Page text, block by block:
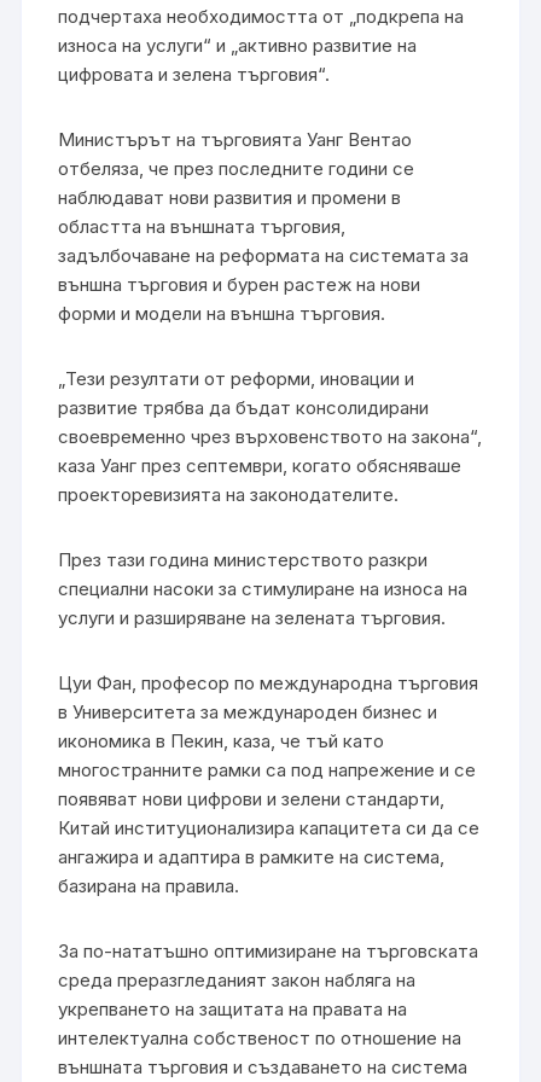
подчертаха необходимостта от „подкрепа на
износа на услуги“ и „активно развитие на
цифровата и зелена търговия“.
Министърът на търговията Уанг Вентао
отбеляза, че през последните години се
наблюдават нови развития и промени в
областта на външната търговия,
задълбочаване на реформата на системата за
външна търговия и бурен растеж на нови
форми и модели на външна търговия.
„Тези резултати от реформи, иновации и
развитие трябва да бъдат консолидирани
своевременно чрез върховенството на закона“,
каза Уанг през септември, когато обясняваше
проекторевизията на законодателите.
През тази година министерството разкри
специални насоки за стимулиране на износа на
услуги и разширяване на зелената търговия.
Цуи Фан, професор по международна търговия
в Университета за международен бизнес и
икономика в Пекин, каза, че тъй като
многостранните рамки са под напрежение и се
появяват нови цифрови и зелени стандарти,
Китай институционализира капацитета си да се
ангажира и адаптира в рамките на система,
базирана на правила.
За по-нататъшно оптимизиране на търговската
среда преразгледаният закон набляга на
укрепването на защитата на правата на
интелектуална собственост по отношение на
външната търговия и създаването на система